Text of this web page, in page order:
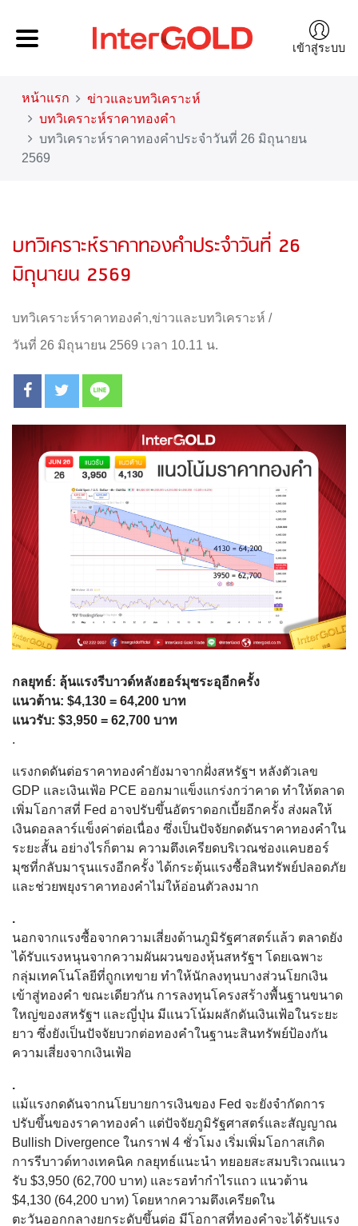
เข้าสู่ระบบ
หน้าแรก
ข่าวและบทวิเคราะห์
บทวิเคราะห์ราคาทองคำ
บทวิเคราะห์ราคาทองคำประจำวันที่ 26 มิถุนายน
2569
บทวิเคราะห์ราคาทองคำประจำวันที่ 26
มิถุนายน 2569
บทวิเคราะห์ราคาทองคำ,ข่าวและบทวิเคราะห์ /
วันที่ 26 มิถุนายน 2569 เวลา 10.11 น.
กลยุทธ์: ลุ้นแรงรีบาวด์หลังฮอร์มุซระอุอีกครั้ง
แนวต้าน: $4,130 = 64,200 บาท
แนวรับ: $3,950 = 62,700 บาท
.
แรงกดดันต่อราคาทองคำยังมาจากฝั่งสหรัฐฯ หลังตัวเลข
GDP และเงินเฟ้อ PCE ออกมาแข็งแกร่งกว่าคาด ทำให้ตลาด
เพิ่มโอกาสที่ Fed อาจปรับขึ้นอัตราดอกเบี้ยอีกครั้ง ส่งผลให้
เงินดอลลาร์แข็งค่าต่อเนื่อง ซึ่งเป็นปัจจัยกดดันราคาทองคำใน
ระยะสั้น อย่างไรก็ตาม ความตึงเครียดบริเวณช่องแคบฮอร์
มุซที่กลับมารุนแรงอีกครั้ง ได้กระตุ้นแรงซื้อสินทรัพย์ปลอดภัย
และช่วยพยุงราคาทองคำไม่ให้อ่อนตัวลงมาก
.
นอกจากแรงซื้อจากความเสี่ยงด้านภูมิรัฐศาสตร์แล้ว ตลาดยัง
ได้รับแรงหนุนจากความผันผวนของหุ้นสหรัฐฯ โดยเฉพาะ
กลุ่มเทคโนโลยีที่ถูกเทขาย ทำให้นักลงทุนบางส่วนโยกเงิน
เข้าสู่ทองคำ ขณะเดียวกัน การลงทุนโครงสร้างพื้นฐานขนาด
ใหญ่ของสหรัฐฯ และญี่ปุ่น มีแนวโน้มผลักดันเงินเฟ้อในระยะ
ยาว ซึ่งยังเป็นปัจจัยบวกต่อทองคำในฐานะสินทรัพย์ป้องกัน
ความเสี่ยงจากเงินเฟ้อ
.
แม้แรงกดดันจากนโยบายการเงินของ Fed จะยังจำกัดการ
ปรับขึ้นของราคาทองคำ แต่ปัจจัยภูมิรัฐศาสตร์และสัญญาณ
Bullish Divergence ในกราฟ 4 ชั่วโมง เริ่มเพิ่มโอกาสเกิด
การรีบาวด์ทางเทคนิค กลยุทธ์แนะนำ ทยอยสะสมบริเวณแนว
รับ $3,950 (62,700 บาท) และรอทำกำไรแถว แนวต้าน
$4,130 (64,200 บาท) โดยหากความตึงเครียดใน
ตะวันออกกลางยกระดับขึ้นต่อ มีโอกาสที่ทองคำจะได้รับแรง